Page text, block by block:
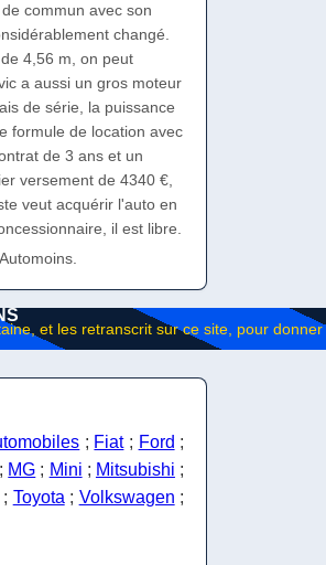
commun avec son
changé.
4,56 m, on peut
a aussi un gros moteur
de série, la puissance
formule de location avec
de 3 ans et un
versement de 4340 €,
veut acquérir l'auto en
il est libre.
; Fiat; Ford ;
MG ; Mini ; Mitsubishi ;
; Toyota ; Volkswagen ;